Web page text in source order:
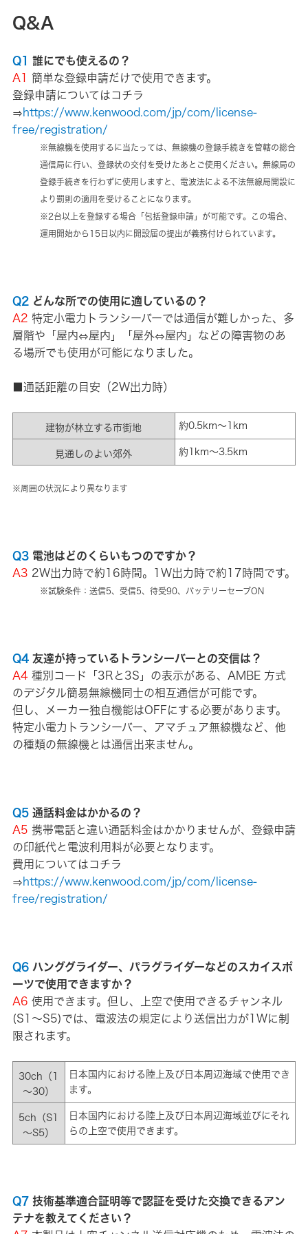
Q&A
Q1
誰にでも使えるの？
A1 簡単な登録申請だけで使用できます。
登録申請についてはコチラ
⇒https://www.kenwood.com/jp/com/license-
free/registration/
※無線機を使用するに当たっては、無線機の登録手続きを管轄の総合
通信局に行い、登録状の交付を受けたあとご使用ください。無線局の
登録手続きを行わずに使用しますと、電波法による不法無線局開設に
より罰則の適用を受けることになります。
※2台以上を登録する場合「包括登録申請」が可能です。この場合、
運用開始から15日以内に開設届の提出が義務付けられています。
Q2どんな所での使用に適しているの？
A2 特定小電力トランシーバーでは通信が難しかった、多
層階や「屋内⇔屋内」「屋外⇔屋内」などの障害物のあ
る場所でも使用が可能になりました。
■通話距離の目安（2W出力時）
建物が林立する市街地 約0.5km～1km
見通しのよい郊外 約1km～3.5km
※周囲の状況により異なります
Q3電池はどのくらいもつのですか？
A3 2W出力時で約16時間。1W出力時で約17時間です。
※試験条件：送信5、受信5、待受90、バッテリーセーブON
Q4友達が持っているトランシーバーとの交信は？
A4種別コード「3Rと3S」の表示がある、AMBE 方式
のデジタル簡易無線機同士の相互通信が可能です。
但し、メーカー独自機能はOFFにする必要があります。
特定小電力トランシーバー、アマチュア無線機など、他
の種類の無線機とは通信出来ません。
Q5通話料金はかかるの？
A5 携帯電話と違い通話料金はかかりませんが、登録申請
の印紙代と電波利用料が必要となります。
費用についてはコチラ
⇒https://www.kenwood.com/jp/com/license-
free/registration/
Q6ハンググライダー、パラグライダーなどのスカイスポ
ーツで使用できますか？
A6 使用できます。但し、上空で使用できるチャンネル
(S1～S5)では、電波法の規定により送信出力が1Wに制
限されます。
30ch（1
～30）
日本国内における陸上及び日本周辺海域で使用でき
ます。
5ch（S1
～S5）
日本国内における陸上及び日本周辺海域並びにそれ
らの上空で使用できます。
Q7技術基準適合証明等で認証を受けた交換できるアン
テナを教えてください？